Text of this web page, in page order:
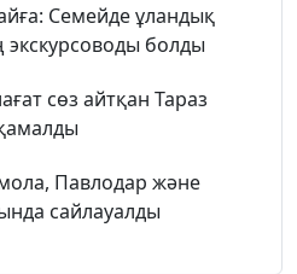
Семейде ұландық
экскурсоводы болды
сөз айтқан Тараз
Павлодар және
сайлауалды